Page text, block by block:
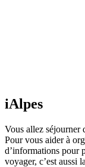
iAlpes
Vous allez séjourner
Pour vous aider à
d’informations pour
voyager, c’est aussi